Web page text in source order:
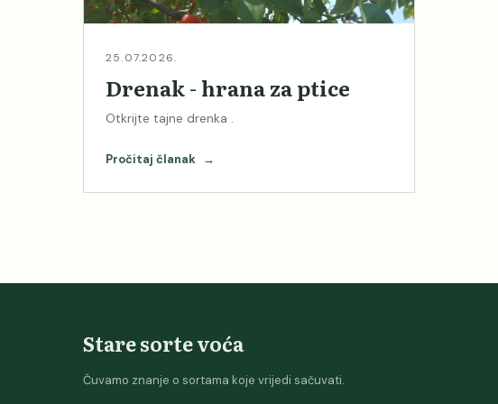
25.07.2026.
Drenak - hrana za ptice
Otkrijte tajne drenka .
Pročitaj članak →
Stare sorte voća
Čuvamo znanje o sortama koje vrijedi sačuvati.